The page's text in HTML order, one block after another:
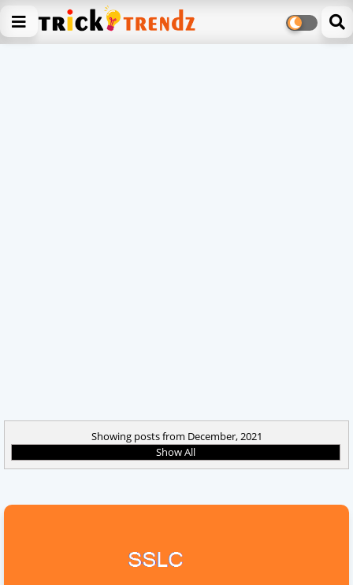
Showing posts from December, 2021
Show All